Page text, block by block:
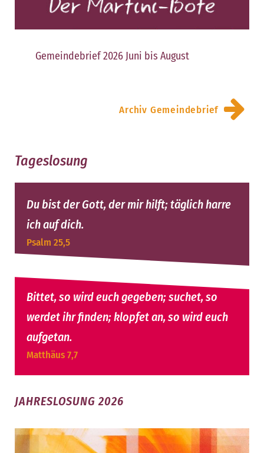
Gemeindebrief 2026 Juni bis August
Archiv Gemeindebrief
Tageslosung
Du bist der Gott, der mir hilft; täglich harre
ich auf dich.
Psalm 25,5
Bittet, so wird euch gegeben; suchet, so
werdet ihr finden; klopfet an, so wird euch
aufgetan.
Matthäus 7,7
JAHRESLOSUNG 2026